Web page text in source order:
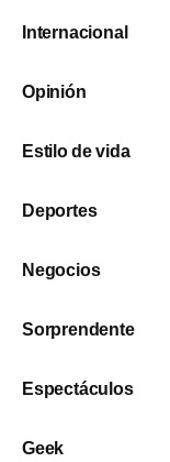
Internacional
Opinión
Estilo de vida
Deportes
Negocios
Sorprendente
Espectáculos
Geek